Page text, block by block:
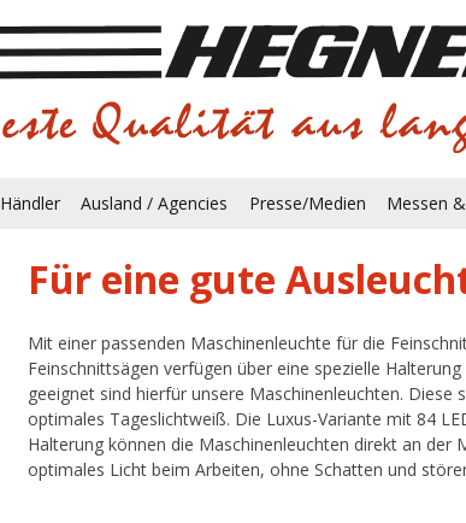
Händler Ausland / Agencies Presse/Medien Messen
Für eine gute
Mit einer passenden Maschinenleuchte für die
Feinschnittsägen verfügen über eine spezielle
geeignet sind hierfür unsere Maschinenleuchten.
optimales Tageslichtweiß. Die Luxus-Variante mit 84
Halterung können die Maschinenleuchten direkt an
optimales Licht beim Arbeiten, ohne Schatten und